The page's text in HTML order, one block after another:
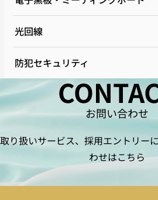
光回線
防犯セキュリティ
お問い合わせ
取り扱いサービス、採用エントリー
わせはこちら